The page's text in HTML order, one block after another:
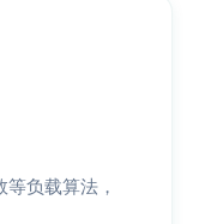
负载算法，